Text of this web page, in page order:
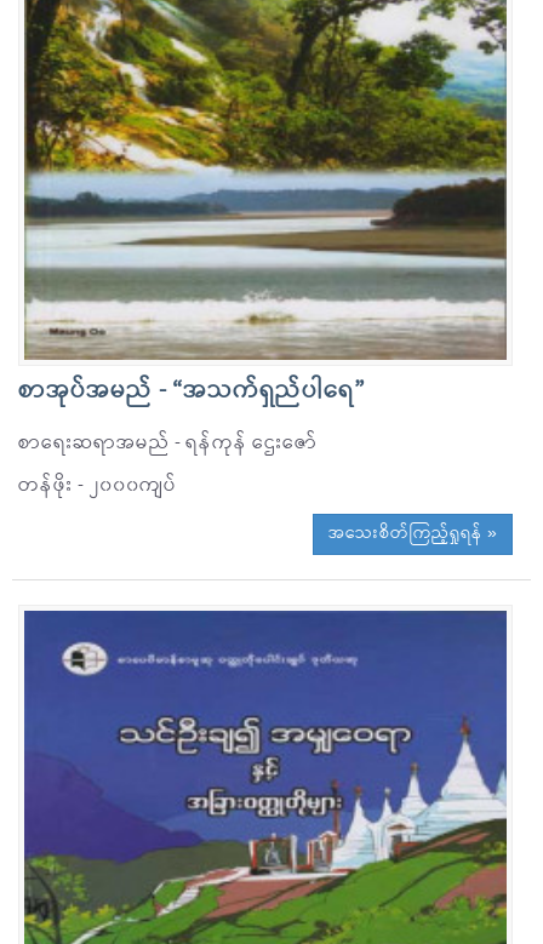
စာအုပ်အမည် - “အသက်ရှည်ပါရေ”
စာရေးဆရာအမည် - ရန်ကုန် ဌေးဇော်
တန်ဖိုး - ၂၀၀၀ကျပ်
အသေးစိတ်ကြည့်ရှုရန် »